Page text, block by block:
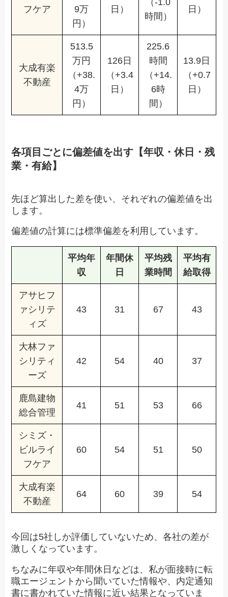
フケア
9万
円）
日）
時間）
日）
大成有楽
不動産
513.5
万円
（+38.
4万
円）
126日
（+3.4
日）
225.6
時間
（+14.
6時
間）
13.9日
（+0.7
日）
各項目ごとに偏差値を出す【年収・休日・残
業・有給】
先ほど算出した差を使い、それぞれの偏差値を出
します。
偏差値の計算には標準偏差を利用しています。
平均年
収
年間休
日
平均残
業時間
平均有
給取得
アサヒフ
ァシリテ
ィズ
43 31 67 43
大林ファ
シリティ
ーズ
42 54 40 37
鹿島建物
総合管理
41 51 53 66
シミズ・
ビルライ
フケア
60 54 51 50
大成有楽
不動産
64 60 39 54
今回は5社しか評価していないため、各社の差が
激しくなっています。
ちなみに年収や年間休日などは、私が面接時に転
職エージェントから聞いていた情報や、内定通知
書に書かれていた情報に近い結果となっていま